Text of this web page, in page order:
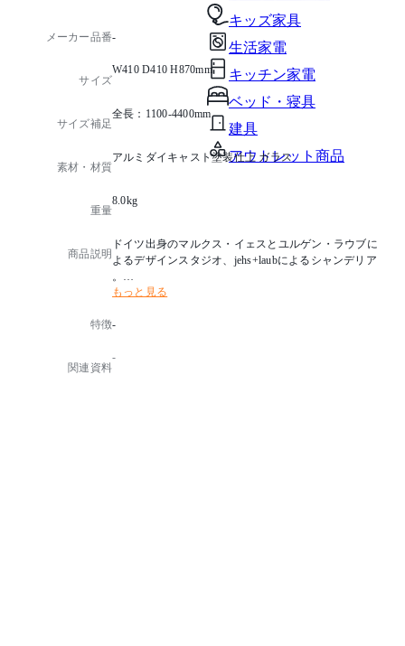
キッズ家具
生活家電
キッチン家電
ベッド・寝具
建具
アウトレット商品
メーカー品番-
サイズ
W410 D410 H870mm
サイズ補足
全長：1100-4400mm
素材・材質
アルミダイキャスト塗装仕上 ガラス
重量
8.0kg
商品説明
ドイツ出身のマルクス・イェスとユルゲン・ラウブに
よるデザインスタジオ、jehs+laubによるシャンデリア
。
古き良きキャンドル・シャンデリアの現代的な解釈に
30灯のMAJORは空間の印象を変えるほどの存在感。
せやすい手頃なサイズ。
もっと見る
特徴-
関連資料
-